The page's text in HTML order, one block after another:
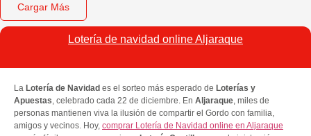
Cargar Más
Lotería de navidad online Aljaraque
La Lotería de Navidad es el sorteo más esperado de Loterías y
Apuestas, celebrado cada 22 de diciembre. En Aljaraque, miles de
personas mantienen viva la ilusión de compartir el Gordo con familia,
amigos y vecinos. Hoy, comprar Lotería de Navidad online en Aljaraque